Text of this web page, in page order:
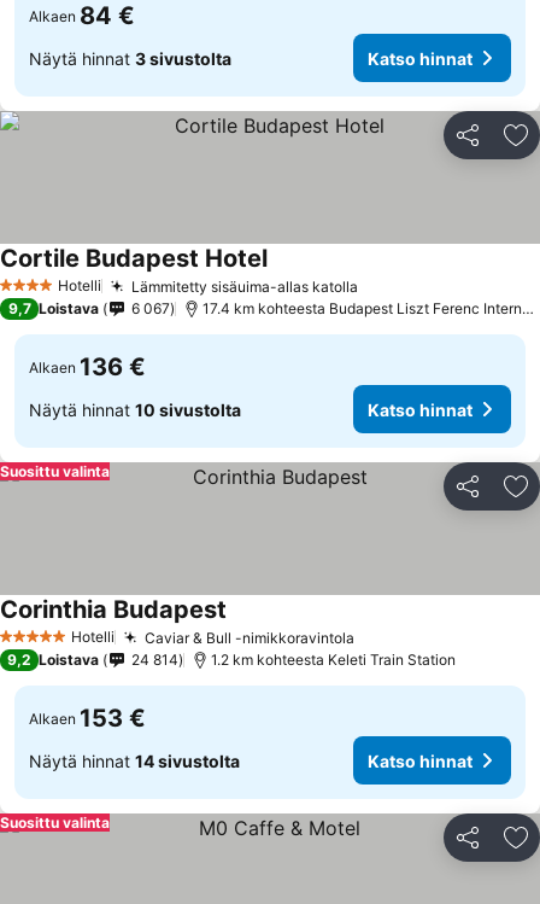
Alkaen 84 €
Näytä hinnat 3 sivustolta Katso hinnat
Jaa
4 Tähtiluokitus
Hotelli Lämmitetty sisäuima-allas katolla
Cortile Budapest Hotel
9,7 Loistava 6 067 17.4 km kohteesta Budapest Liszt Ferenc International Airport
Alkaen 136 €
Näytä hinnat 10 sivustolta Katso hinnat
Jaa
Suosittu valinta
5 Tähtiluokitus
Hotelli Caviar & Bull -nimikkoravintola
Corinthia Budapest
9,2 Loistava 24 814 1.2 km kohteesta Keleti Train Station
Alkaen 153 €
Näytä hinnat 14 sivustolta Katso hinnat
Jaa
Suosittu valinta